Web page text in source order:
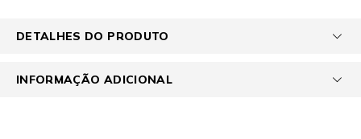
DETALHES DO PRODUTO
INFORMAÇÃO ADICIONAL